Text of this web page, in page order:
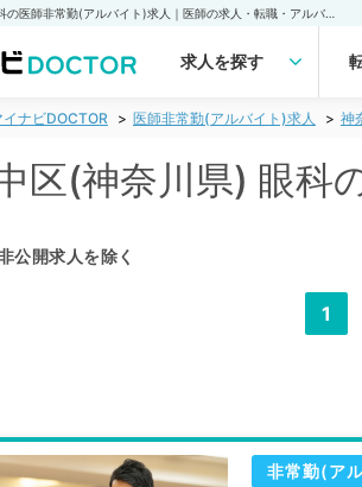
求人を探す
ナビDOCTOR 医師非常勤(アルバイト)求人 神
区(神奈川県) 眼科
公開求人を除く
1
非常勤(ア